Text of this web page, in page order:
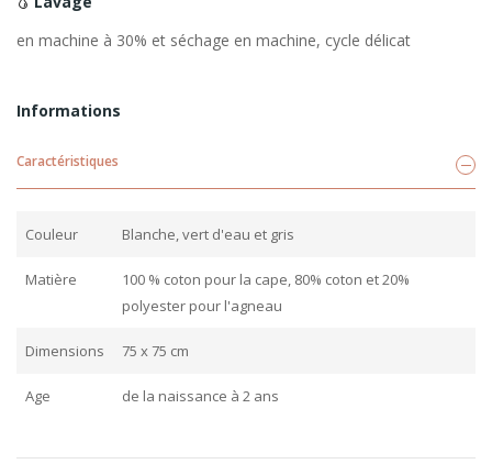
en machine à 30% et séchage en machine, cycle délicat
Informations
Caractéristiques
Couleur Blanche, vert d'eau et gris
Matière
100 % coton pour la cape, 80% coton et 20%
polyester pour l'agneau
Dimensions 75 x 75 cm
Age de la naissance à 2 ans